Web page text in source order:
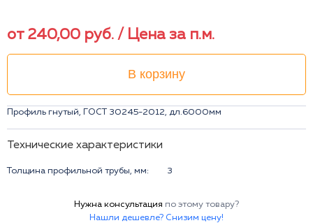
от 240,00 руб. / Цена за п.м.
В корзину
Профиль гнутый, ГОСТ 30245-2012, дл.6000мм
Технические характеристики
Толщина профильной трубы, мм: 3
Нужна консультация по этому товару?
Нашли дешевле? Снизим цену!